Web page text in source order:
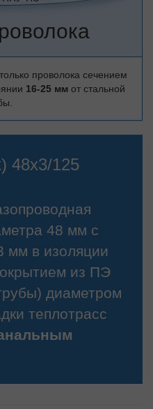
проволока сечением
16-25 мм от стальной
48х3/125
48 мм с
мм в изоляции
из ПЭ
диаметром
теплотрасс